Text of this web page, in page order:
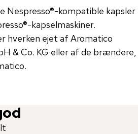
Nespresso®-kompatible kapsler
kapselmaskiner.
hverken ejet af Aromatico
& Co. KG eller af de brændere,